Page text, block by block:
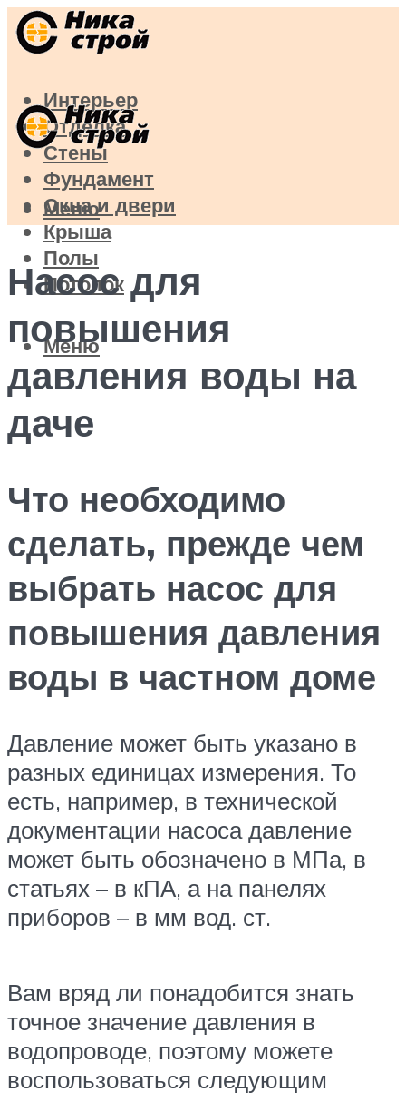
Интерьер
Отделка
Стены
Фундамент
Окна и двери
Крыша
Полы
Потолок
Меню
Меню
Насос для
повышения
давления воды на
даче
Что необходимо
сделать, прежде чем
выбрать насос для
повышения давления
воды в частном доме
Давление может быть указано в
разных единицах измерения. То
есть, например, в технической
документации насоса давление
может быть обозначено в МПа, в
статьях – в кПА, а на панелях
приборов – в мм вод. ст.
Вам вряд ли понадобится знать
точное значение давления в
водопроводе, поэтому можете
воспользоваться следующим